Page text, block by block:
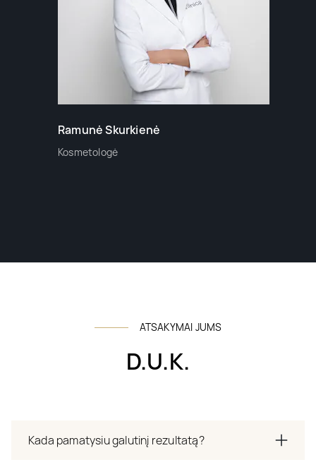
Ramunė Skurkienė
Kosmetologė
ATSAKYMAI JUMS
D.U.K.
Kada pamatysiu galutinį rezultatą?